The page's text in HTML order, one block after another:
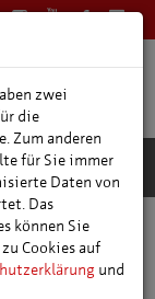
zwei
die
Zum anderen
für Sie immer
Daten von
Das
können Sie
Cookies auf
und